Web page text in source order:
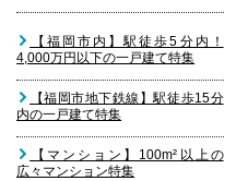
【福岡市内】駅徒歩5分内！
4,000万円以下の一戸建て特集
【福岡市地下鉄線】駅徒歩15分
内の一戸建て特集
【マンション】100m²以上の
広々マンション特集